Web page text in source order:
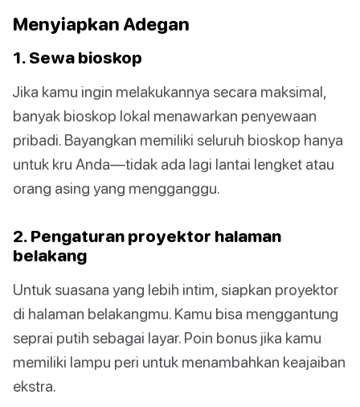
Menyiapkan Adegan
1. Sewa bioskop
Jika kamu ingin melakukannya secara maksimal,
banyak bioskop lokal menawarkan penyewaan
pribadi. Bayangkan memiliki seluruh bioskop hanya
untuk kru Anda—tidak ada lagi lantai lengket atau
orang asing yang mengganggu.
2. Pengaturan proyektor halaman
belakang
Untuk suasana yang lebih intim, siapkan proyektor
di halaman belakangmu. Kamu bisa menggantung
seprai putih sebagai layar. Poin bonus jika kamu
memiliki lampu peri untuk menambahkan keajaiban
ekstra.